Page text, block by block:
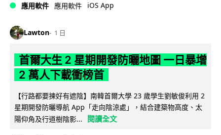
應用軟件 應用軟件 iOS App
Lawton 1 日
首爾大生 2 星期開發防曬地圖 一日暴增
2 萬人下載衝榜首
【行路都要揀好有遮陰】南韓首爾大學 23 歲學生劉敏俊利用 2
星期開發防曬導航 App「走向陰涼處」，結合建築物高度、太
陽仰角及行道樹陰影...
閱讀全文